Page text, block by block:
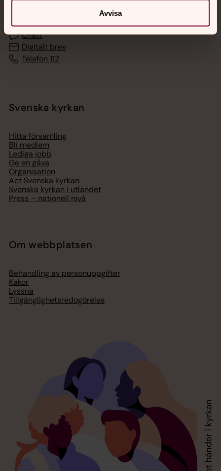
Avvisa
Chatt
Digitalt brev
Telefon 112
Svenska kyrkan
Hitta församling
Bli medlem
Lediga jobb
Ge en gåva
Organisation
Act Svenska kyrkan
Svenska kyrkan i utlandet
Press – nationell nivå
Om webbplatsen
Behandling av personuppgifter
Kakor
Lyssna
Tillgänglighetsredogörelse